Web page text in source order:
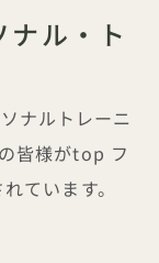
ル・ト
ナルトレーニ
皆様がtop フ
ています。